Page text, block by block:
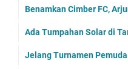
Benamkan Cimber FC,
Ada Tumpahan Solar di
Jelang Turnamen